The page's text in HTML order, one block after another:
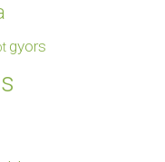
gyors